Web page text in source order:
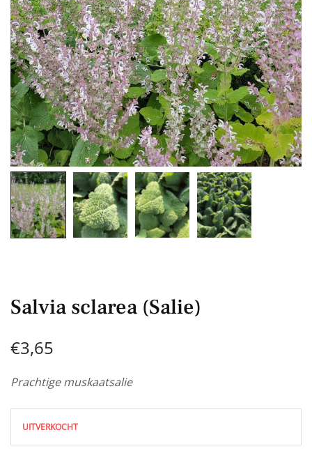
Salvia sclarea (Salie)
€3,65
Prachtige muskaatsalie
UITVERKOCHT